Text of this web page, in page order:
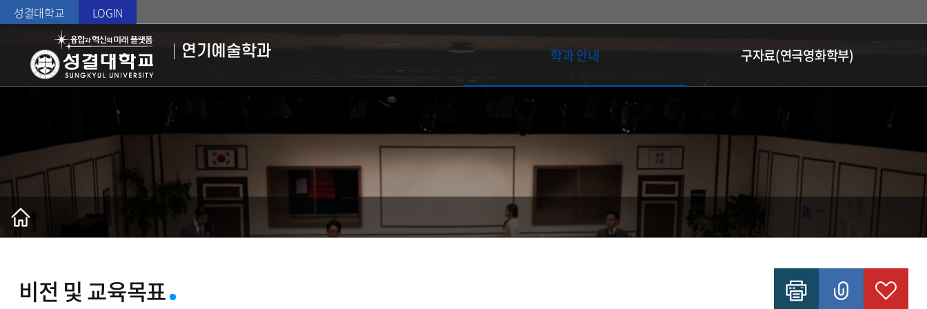
성결대학교 LOGIN
연기예술학과 학과 안내 구자료(연극영화학부)
비전 및 교육목표